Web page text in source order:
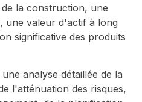
la construction, une
une valeur d'actif à long
significative des produits
analyse détaillée de la
l'atténuation des risques,